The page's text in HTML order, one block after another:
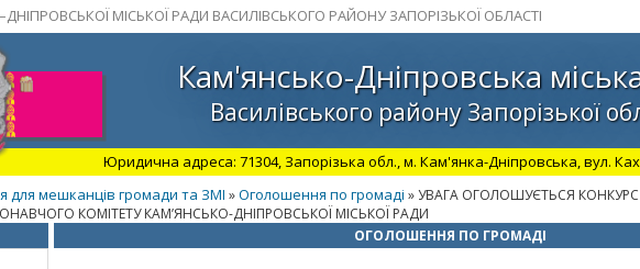
МІСЬКОЇ РАДИ ВАСИЛІВСЬКОГО РАЙОНУ ЗАПОРІЗЬКОЇ ОБЛАСТІ
Кам'янсько-Дніпровська
Василівського району Запорізької
Юридична адреса: 71304, Запорізька обл., м. Кам'янка-Дніпровська, вул.
для мешканців громади та ЗМІ »Оголошення по громаді » УВАГА ОГОЛОШУЄТЬСЯ КОНКУРС
КОМІТЕТУ КАМʼЯНСЬКО-ДНІПРОВСЬКОЇ МІСЬКОЇ РАДИ
ОГОЛОШЕННЯ ПО ГРОМАДІ